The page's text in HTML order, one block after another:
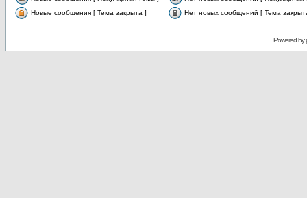
Новые сообщения [ Тема закрыта ]
Нет новых сообщений [ Тема
Powered by